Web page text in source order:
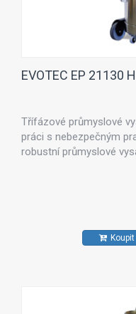
EVOTEC EP 21130 H
Třífázové průmyslové
práci s nebezpečným
robustní průmyslové
Koupit